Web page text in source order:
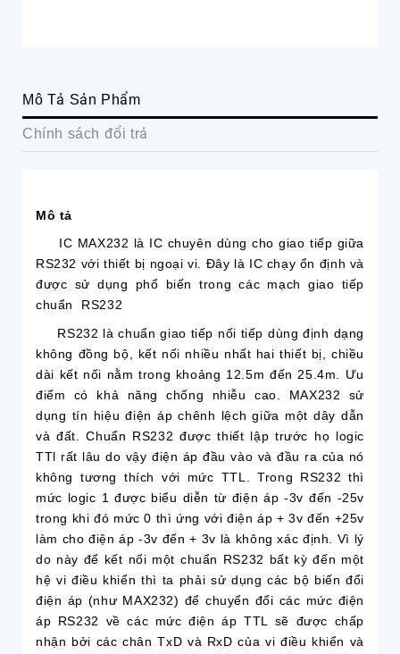
Mô Tả Sản Phẩm
Chính sách đổi trả
Mô tả
IC MAX232 là IC chuyên dùng cho giao tiếp giữa
RS232 với thiết bị ngoại vi. Đây là IC chạy ổn định và
được sử dụng phổ biến trong các mạch giao tiếp
chuẩn RS232
RS232 là chuẩn giao tiếp nối tiếp dùng định dạng
không đồng bộ, kết nối nhiều nhất hai thiết bị, chiều
dài kết nối nằm trong khoảng 12.5m đến 25.4m. Ưu
điểm có khả năng chống nhiễu cao. MAX232 sử
dụng tín hiệu điện áp chênh lệch giữa một dây dẫn
và đất. Chuẩn RS232 được thiết lập trước họ logic
TTl rất lâu do vậy điện áp đầu vào và đầu ra của nó
không tương thích với mức TTL.Trong RS232 thì
mức logic 1 được biểu diễn từ điện áp -3v đến -25v
trong khi đó mức 0 thì ứng với điện áp + 3v đến +25v
làm cho điện áp -3v đến + 3v là không xác định. Vì lý
do này để kết nối một chuẩn RS232 bất kỳ đến một
hệ vi điều khiển thì ta phải sử dụng các bộ biến đổi
điện áp (như MAX232) để chuyển đổi các mức điện
áp RS232 về các mức điện áp TTL sẽ được chấp
nhận bởi các chân TxD và RxD của vi điều khiển và